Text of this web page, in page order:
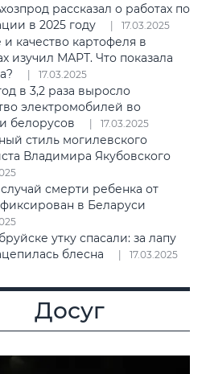
рассказал о работах по
в 2025 году
17.03.2025
качество картофеля в
изучил МАРТ. Что показала
17.03.2025
в 3,2 раза выросло
электромобилей во
белорусов
17.03.2025
стиль могилевского
Владимира Якубовского
смерти ребенка от
в Беларуси
утку спасали: за лапу
блесна
17.03.2025
Досуг